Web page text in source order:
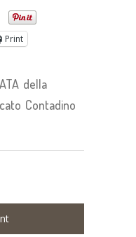
Print
della
Contadino